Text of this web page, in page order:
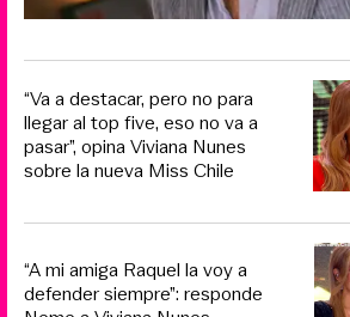
“Va a destacar, pero no para
llegar al top five, eso no va a
pasar”, opina Viviana Nunes
sobre la nueva Miss Chile
“A mi amiga Raquel la voy a
defender siempre”: responde